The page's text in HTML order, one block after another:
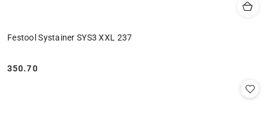
Festool Systainer SYS3 XXL 237
Cena:
350.70